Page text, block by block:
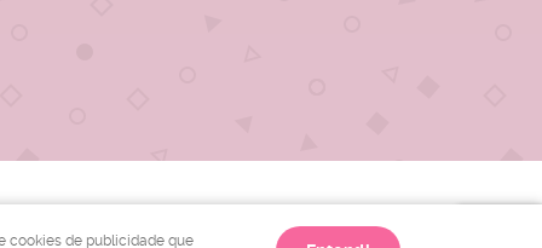
cookies de publicidade que